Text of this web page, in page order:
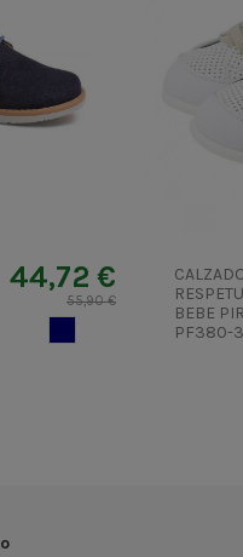
44,72 €
55,90 €
BEBE
PF380-3